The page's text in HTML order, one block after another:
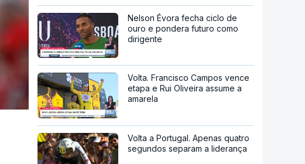
Nelson Évora fecha ciclo de
ouro e pondera futuro como
dirigente
Volta. Francisco Campos vence
etapa e Rui Oliveira assume a
amarela
Volta a Portugal. Apenas quatro
segundos separam a liderança